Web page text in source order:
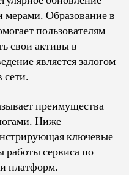
Образование в
пользователям
свои активы в
является залогом
сети.
преимущества
Ниже
ключевые
работы сервиса по
платформ.